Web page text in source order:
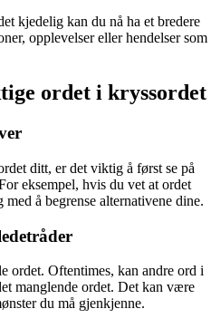
kjedelig kan du nå ha et bredere
opplevelser eller hendelser som
ordet i kryssordet
ditt, er det viktig å først se på
eksempel, hvis du vet at ordet
å begrense alternativene dine.
ordet. Oftentimes, kan andre ord i
manglende ordet. Det kan være
du må gjenkjenne.